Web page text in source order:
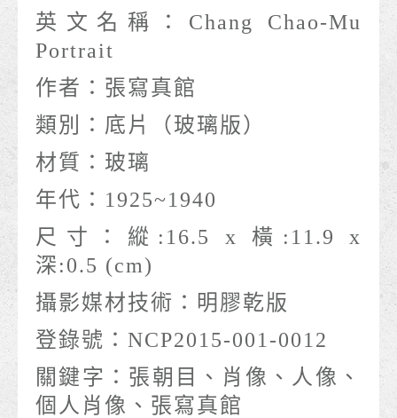
英文名稱： Chang Chao-Mu
Portrait
作者： 張寫真館
類別： 底片（玻璃版）
材質： 玻璃
年代： 1925~1940
尺寸： 縱:16.5 x 橫:11.9 x
深:0.5 (cm)
攝影媒材技術： 明膠乾版
登錄號： NCP2015-001-0012
關鍵字： 張朝目、肖像、人像、
個人肖像、張寫真館